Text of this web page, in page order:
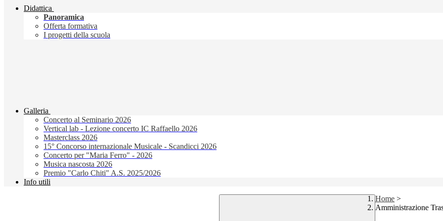
Didattica
Panoramica
Offerta formativa
I progetti della scuola
Galleria
Concerto al Seminario 2026
Vertical lab - Lezione concerto IC Raffaello 2026
Masterclass 2026
15° Concorso internazionale Musicale - Scandicci 2026
Concerto per "Maria Ferro" - 2026
Musica nascosta 2026
Premio "Carlo Chiti" A.S. 2025/2026
Info utili
Home >
Amministrazione